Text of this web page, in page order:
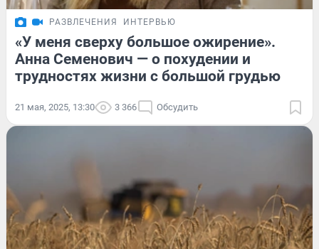
РАЗВЛЕЧЕНИЯ ИНТЕРВЬЮ
«У меня сверху большое ожирение».
Анна Семенович — о похудении и
трудностях жизни с большой грудью
21 мая, 2025, 13:30 3 366 Обсудить